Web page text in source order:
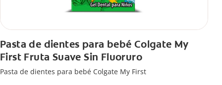
Pasta de dientes para bebé Colgate My
First Fruta Suave Sin Fluoruro
Pasta de dientes para bebé Colgate My First